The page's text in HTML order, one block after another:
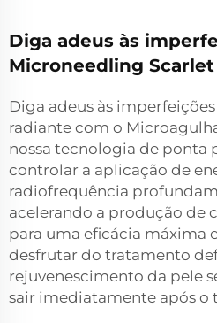
Diga adeus às
Microneedling Scarlet
Diga adeus às
radiante com o
nossa tecnologia de ponta
controlar a aplicação de
radiofrequência
acelerando a produção de
para uma eficácia máxima
desfrutar do tratamento
rejuvenescimento da pele
sair imediatamente após o